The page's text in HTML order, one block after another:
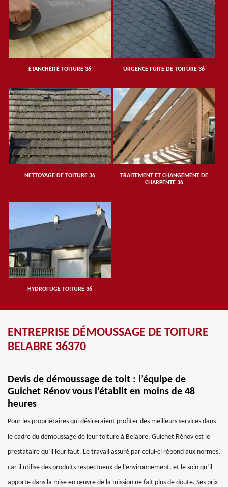
ETANCHÉITÉ TOITURE 36 URGENCE FUITE DE TOITURE 36
NETTOYAGE DE TOITURE 36
TRAITEMENT ET CHANGEMENT DE
CHARPENTE 36
HYDROFUGE TOITURE 36
ENTREPRISE DÉMOUSSAGE DE TOITURE
BELABRE 36370
Devis de démoussage de toit : l’équipe de
Guichet Rénov vous l’établit en moins de 48
heures
Pour les propriétaires qui désireraient profiter des meilleurs services dans
le cadre du démoussage de leur toiture à Belabre, Guichet Rénov est le
prestataire qu’il leur faut. Le travail assuré par celui-ci répond aux normes,
car il utilise des produits respectueux de l’environnement, et le soin qu’il
apporte dans la mise en œuvre de la mission ne fait plus de doute. Ses prix